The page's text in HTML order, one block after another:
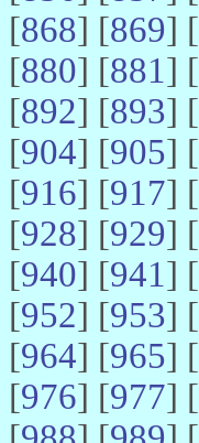
[868] [869] [
[880] [881] [
[892] [893] [
[904] [905] [
[916] [917] [
[928] [929] [
[940] [941] [
[952] [953] [
[964] [965] [
[976] [977] [